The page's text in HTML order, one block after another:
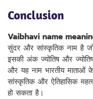
Conclusion
Vaibhavi name meaning
सुंदर और सांस्कृतिक नाम है जो
इसकी अंक ज्योतिष और
और यह नाम भारतीय
सांस्कृतिक और ऐतिहासिक
हो सकता है।